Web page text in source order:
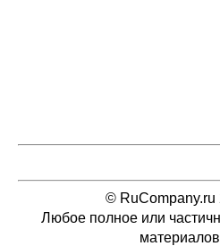
© RuCompany.ru
Любое полное или